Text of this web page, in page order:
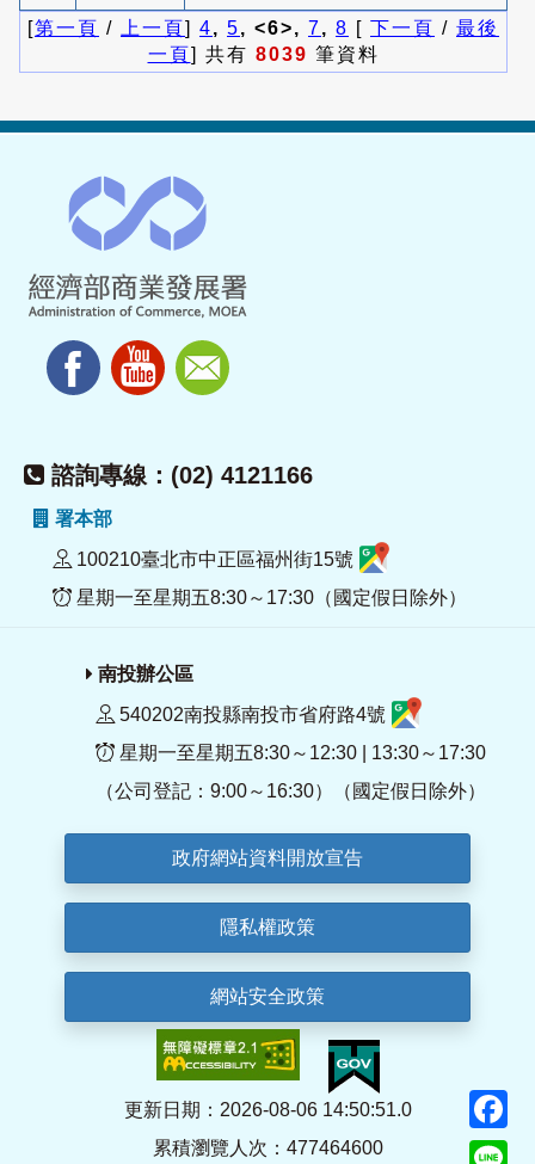
[第一頁 / 上一頁] 4, 5, <6>, 7, 8 [ 下一頁 / 最後
一頁] 共有 8039 筆資料
諮詢專線：(02) 4121166
署本部
100210臺北市中正區福州街15號
星期一至星期五8:30～17:30（國定假日除外）
南投辦公區
540202南投縣南投市省府路4號
星期一至星期五8:30～12:30 | 13:30～17:30
（公司登記：9:00～16:30）（國定假日除外）
政府網站資料開放宣告
隱私權政策
網站安全政策
更新日期：2026-08-06 14:50:51.0
累積瀏覽人次：477464600